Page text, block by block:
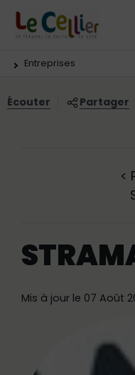
Panneau de gestion des
Vous êtes ici:
Entreprises
Écouter Partager
<
Mis à jour le 07 Août